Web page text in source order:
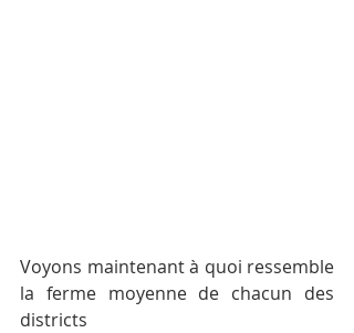
Voyons maintenant à quoi ressemble
la ferme moyenne de chacun des
districts